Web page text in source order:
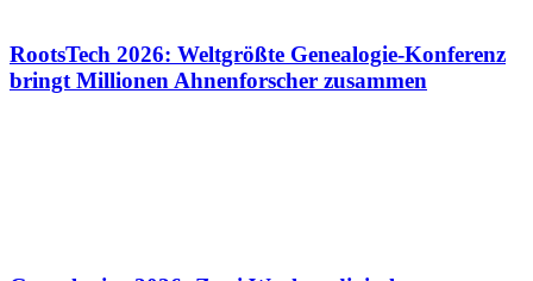
RootsTech 2026: Weltgrößte Genealogie-Konferenz
bringt Millionen Ahnenforscher zusammen